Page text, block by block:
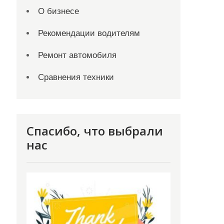
О бизнесе
Рекомендации водителям
Ремонт автомобиля
Сравнения техники
Спасибо, что выбрали
нас